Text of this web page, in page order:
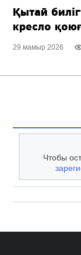
Қытай
кресло
29 мамыр 2026
Чтобы